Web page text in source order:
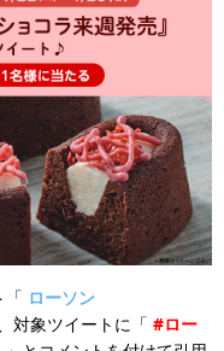
「 ローソン
対象ツイートに「 #ロー